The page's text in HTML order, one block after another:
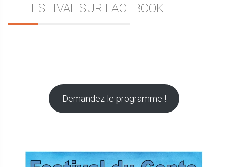
LE FESTIVAL SUR FACEBOOK
Demandez le programme !